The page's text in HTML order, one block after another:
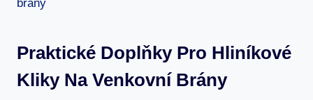
Praktické Doplňky Pro Hliníkové
Kliky ‌na Venkovní Brány